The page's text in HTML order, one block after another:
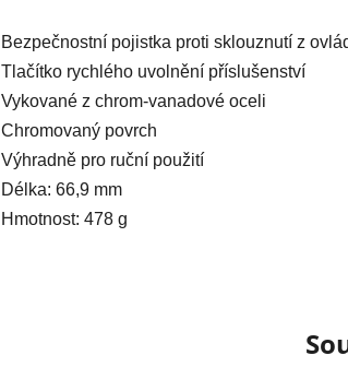
Bezpečnostní pojistka proti sklouznutí z
Tlačítko rychlého uvolnění příslušenství
Vykované z chrom-vanadové oceli
Chromovaný povrch
Výhradně pro ruční použití
Délka: 66,9 mm
Hmotnost: 478 g